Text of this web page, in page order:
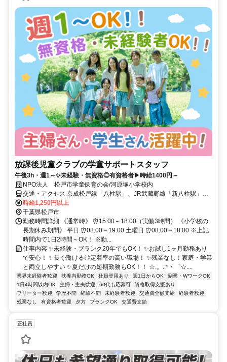
放課後児童クラブの学童サポートスタッフ
午後3h・週1～✨未経験・無資格◎有資格者▶時給1400円～
NPO法人 松戸市学童保育の会/河原塚小学校内
交通・アクセス 京成松戸線「八柱駅」、JR武蔵野線「新八柱駅」よ
り徒歩12分
時給1,250円以上
千葉県松戸市
勤務時間詳細 《通常時》 ⏰15:00～18:00（実働3時間） 《小学校の
長期休み期間》 平日 ⏰08:00～19:00 土曜日 ⏰08:00～18:00 ※上記
時間内で1日2時間～OK！ ※勤...
仕事内容 ✨未経験・ブランク20年でもOK！ ✨お試し1ヶ月勤務あり
で安心！ ✨長く働ける◎定着率の高い職場！ ✨残業なし！家庭・学業
と両立しやすい ✨夏だけの短期勤務もOK！！ ☆.。.:*・゜☆....
業界未経験者歓迎 扶養内勤務OK 社員登用あり 週1日からOK
副業・WワークOK
1日4時間以内OK
主婦・主夫歓迎 60代も応募可
資格取得支援あり
フリーター歓迎
学歴不問 経験不問 未経験者歓迎 交通費全額支給
経験者歓迎
残業なし
有資格者歓迎 夕方 ブランクOK 交通費支給
正社員